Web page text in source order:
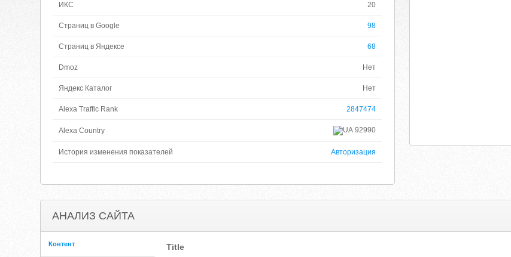
ИКС 20
Страниц в Google 98
Страниц в Яндексе 68
Dmoz Нет
Яндекс Каталог Нет
Alexa Traffic Rank 2847474
Alexa Country 92990
История изменения показателей Авторизация
АНАЛИЗ САЙТА
Контент Title